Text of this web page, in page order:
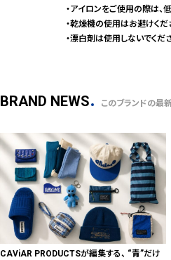
・アイロンをご使用の際は、
・乾燥機の使用はお避けくだ
・漂白剤は使用しないでくださ
BRAND NEWS このブランドの最
CAViAR PRODUCTSが編集する、 “青”だけ